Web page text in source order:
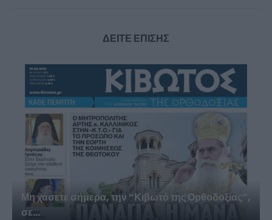
ΔΕΙΤΕ ΕΠΙΣΗΣ
Μη χάσετε σήμερα, την “Κιβωτό της Ορθοδοξίας”,
σε...